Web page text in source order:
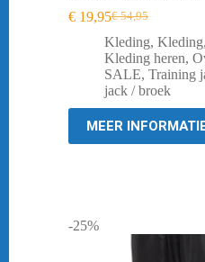
€54,95
Oorspronkelijke
prijs
was:
€ 54,95.
€ 19,95Huidige
prijs
is:
€ 19,95.
Kleding, Kleding,
Kleding heren,
SALE, Training
jack / broek
MEER
-25%